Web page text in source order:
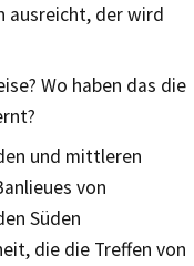
ausreicht, der wird
Wo haben das die
und mittleren
von
Süden
die die Treffen von